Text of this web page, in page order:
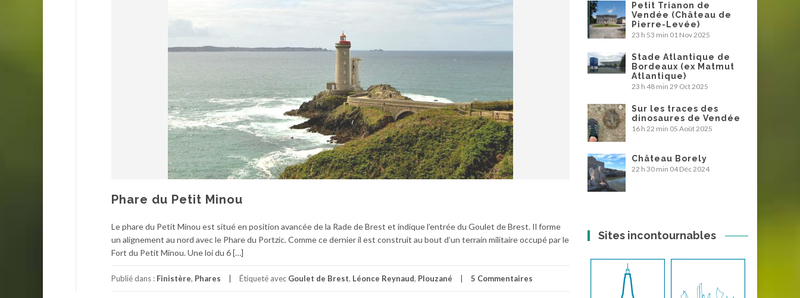
Phare du Petit Minou
Le phare du Petit Minou est situé en position avancée de la Rade de Brest et indique l’entrée du Goulet de Brest. Il forme
un alignement au nord avec le Phare du Portzic. Comme ce dernier il est construit au bout d’un terrain militaire occupé par le
Fort du Petit Minou. Une loi du 6 […]
Publié dans : Finistère, Phares Étiqueté avec Goulet de Brest, Léonce Reynaud, Plouzané 5 Commentaires
Petit Trianon de
Vendée (Château de
Pierre-Levée)
23 h 53 min 01 Nov 2025
Stade Atlantique de
Bordeaux (ex Matmut
Atlantique)
23 h 48 min 29 Oct 2025
Sur les traces des
dinosaures de Vendée
16 h 22 min 05 Août 2025
Château Borely
22 h 30 min 04 Déc 2024
Sites incontournables